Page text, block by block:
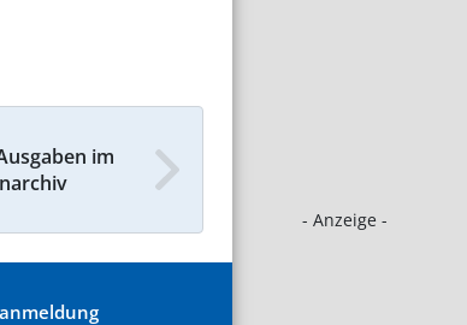
- Anzeige -
im